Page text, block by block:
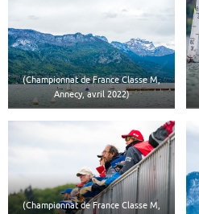
(Championnat de France Classe M,
Annecy, avril 2022)
(Championnat de France Classe M,